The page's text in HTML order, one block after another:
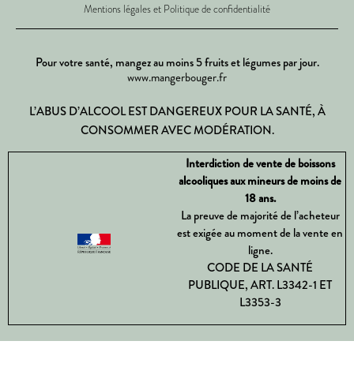
Mentions légales et Politique de confidentialité
Pour votre santé, mangez au moins 5 fruits et légumes par jour.
www.mangerbouger.fr
L’ABUS D’ALCOOL EST DANGEREUX POUR LA SANTÉ, À
CONSOMMER AVEC MODÉRATION.
Interdiction de vente de boissons
alcooliques aux mineurs de moins de
18 ans.
La preuve de majorité de l’acheteur
est exigée au moment de la vente en
ligne.
CODE DE LA SANTÉ
PUBLIQUE, ART. L3342-1 ET
L3353-3